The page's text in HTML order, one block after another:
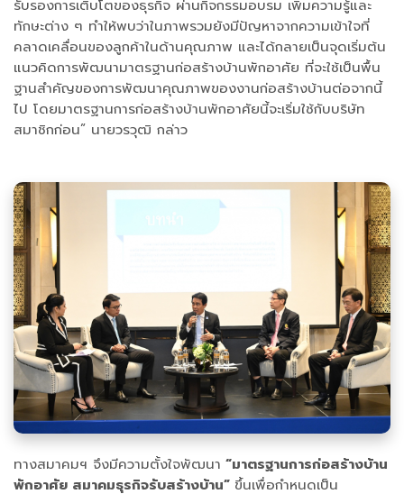
รับรองการเติบโตของธุรกิจ ผ่านกิจกรรมอบรม เพิ่มความรู้และ
ทักษะต่าง ๆ ทำให้พบว่าในภาพรวมยังมีปัญหาจากความเข้าใจที่
คลาดเคลื่อนของลูกค้าในด้านคุณภาพ และได้กลายเป็นจุดเริ่มต้น
แนวคิดการพัฒนามาตรฐานก่อสร้างบ้านพักอาศัย ที่จะใช้เป็นพื้น
ฐานสำคัญของการพัฒนาคุณภาพของงานก่อสร้างบ้านต่อจากนี้
ไป โดยมาตรฐานการก่อสร้างบ้านพักอาศัยนี้จะเริ่มใช้กับบริษัท
สมาชิกก่อน” นายวรวุฒิ กล่าว
ทางสมาคมฯ จึงมีความตั้งใจพัฒนา “มาตรฐานการก่อสร้างบ้าน
พักอาศัย สมาคมธุรกิจรับสร้างบ้าน” ขึ้นเพื่อกำหนดเป็น